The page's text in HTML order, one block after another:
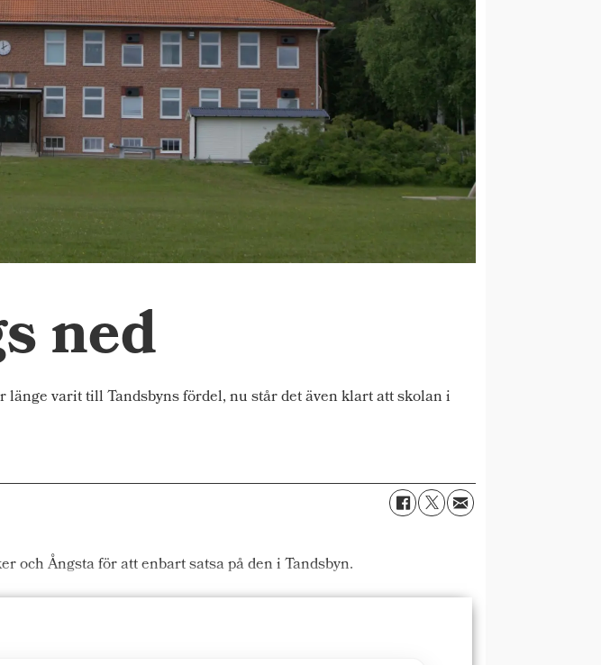
ned
varit till Tandsbyns fördel, nu står det även klart att skolan i
Ångsta för att enbart satsa på den i Tandsbyn.